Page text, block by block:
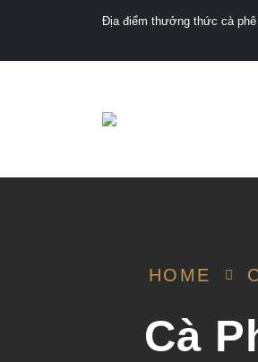
Địa điểm thưởng thức cà
HOME
Cà